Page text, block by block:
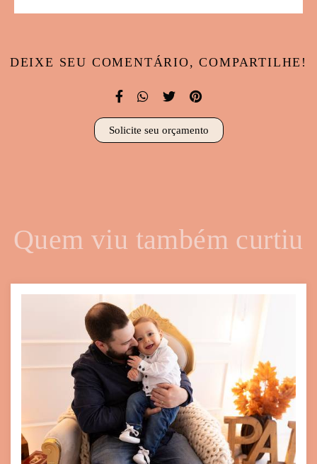
DEIXE SEU COMENTÁRIO, COMPARTILHE!
Solicite seu orçamento
Quem viu também curtiu